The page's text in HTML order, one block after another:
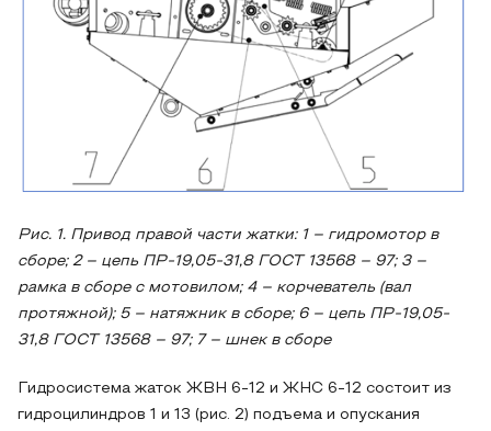
Рис. 1. Привод правой части жатки: 1 – гидромотор в
сборе; 2 – цепь ПР-19,05-31,8 ГОСТ 13568 – 97; 3 –
рамка в сборе с мотовилом; 4 – корчеватель (вал
протяжной); 5 – натяжник в сборе; 6 – цепь ПР-19,05-
31,8 ГОСТ 13568 – 97; 7 – шнек в сборе
Гидросистема жаток ЖВН 6-12 и ЖНС 6-12 состоит из
гидроцилиндров 1 и 13 (рис. 2) подъема и опускания